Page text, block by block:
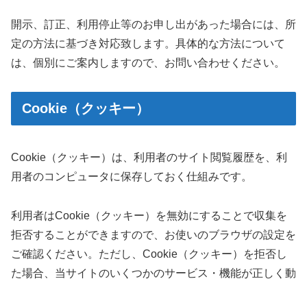
開示、訂正、利用停止等のお申し出があった場合には、所
定の方法に基づき対応致します。具体的な方法について
は、個別にご案内しますので、お問い合わせください。
Cookie（クッキー）
Cookie（クッキー）は、利用者のサイト閲覧履歴を、利
用者のコンピュータに保存しておく仕組みです。
利用者はCookie（クッキー）を無効にすることで収集を
拒否することができますので、お使いのブラウザの設定を
ご確認ください。ただし、Cookie（クッキー）を拒否し
た場合、当サイトのいくつかのサービス・機能が正しく動